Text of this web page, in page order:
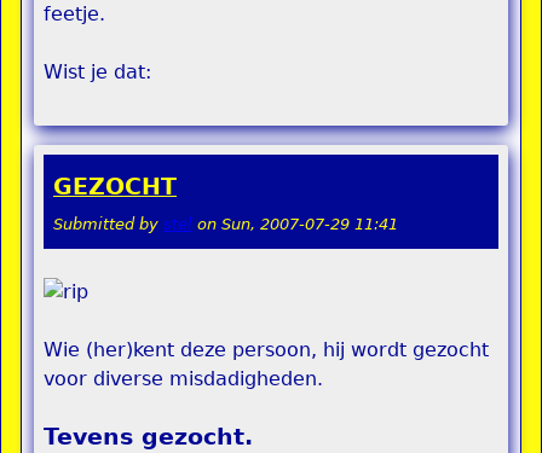
feetje.
Wist je dat:
GEZOCHT
Submitted by stel on Sun, 2007-07-29 11:41
Wie (her)kent deze persoon, hij wordt gezocht
voor diverse misdadigheden.
Tevens gezocht.